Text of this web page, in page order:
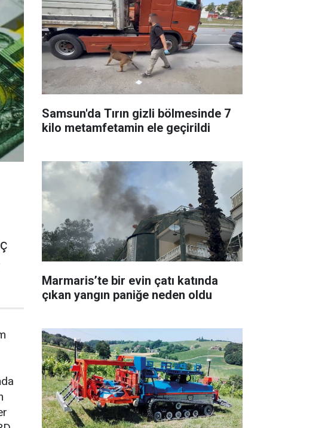
Samsun'da Tırın gizli bölmesinde 7
kilo metamfetamin ele geçirildi
Marmaris’te bir evin çatı katında
çıkan yangın paniğe neden oldu